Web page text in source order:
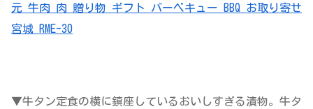
元 牛肉 肉 贈り物 ギフト バーベキュー BBQ お取り寄せ
宮城 RME-30
▼牛タン定食の横に鎮座しているおいしすぎる漬物。牛タ